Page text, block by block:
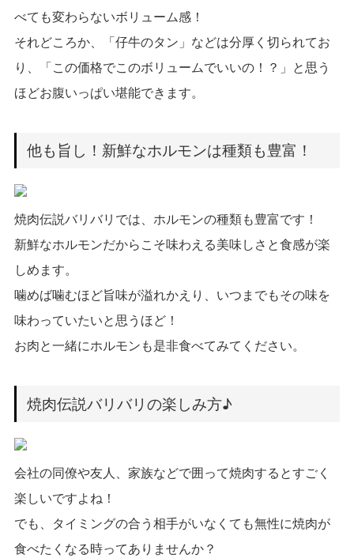
べても変わらないボリューム感！
それどころか、「仔牛のタン」などは分厚く切られてお
り、「この価格でこのボリュームでいいの！？」と思う
ほどお腹いっぱい堪能できます。
他も旨し！新鮮なホルモンは種類も豊富！
焼肉伝説バリバリでは、ホルモンの種類も豊富です！
新鮮なホルモンだからこそ味わえる美味しさと食感が楽
しめます。
噛めば噛むほど旨味が溢れかえり、いつまでもその味を
味わっていたいと思うほど！
お肉と一緒にホルモンも是非食べてみてください。
焼肉伝説バリバリの楽しみ方♪
会社の同僚や友人、家族などで囲って焼肉するとすごく
楽しいですよね！
でも、タイミングの合う相手がいなくても無性に焼肉が
食べたくなる時ってありませんか？